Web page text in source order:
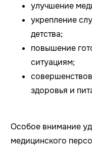
улучшение
укрепление
детства;
повышение
ситуациям;
здоровья и
Особое внимание
медицинского